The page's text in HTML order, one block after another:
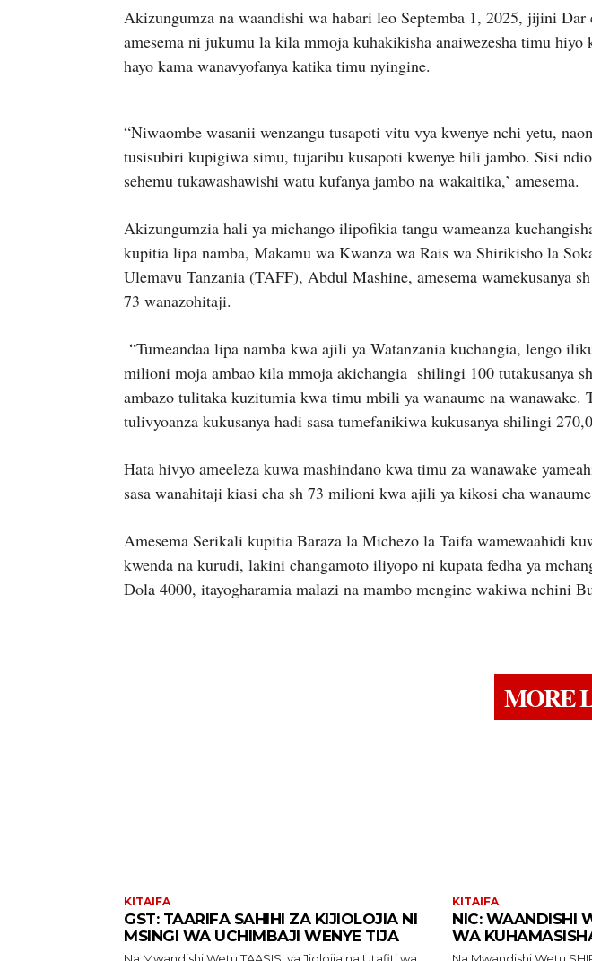
Akizungumza na waandishi wa habari leo Septemba 1, 2025, jijini Dar
amesema ni jukumu la kila mmoja kuhakikisha anaiwezesha timu hiyo
hayo kama wanavyofanya katika timu nyingine.
“Niwaombe wasanii wenzangu tusapoti vitu vya kwenye nchi yetu,
tusisubiri kupigiwa simu, tujaribu kusapoti kwenye hili jambo. Sisi
sehemu tukawashawishi watu kufanya jambo na wakaitika,’ amesema.
Akizungumzia hali ya michango ilipofikia tangu wameanza
kupitia lipa namba, Makamu wa Kwanza wa Rais wa Shirikisho la
Ulemavu Tanzania (TAFF), Abdul Mashine, amesema wamekusanya
73 wanazohitaji.
“Tumeandaa lipa namba kwa ajili ya Watanzania kuchangia, lengo
milioni moja ambao kila mmoja akichangia shilingi 100 tutakusanya
ambazo tulitaka kuzitumia kwa timu mbili ya wanaume na wanawake.
tulivyoanza kukusanya hadi sasa tumefanikiwa kukusanya shilingi
Hata hivyo ameeleza kuwa mashindano kwa timu za wanawake
sasa wanahitaji kiasi cha sh 73 milioni kwa ajili ya kikosi cha wanaume
Amesema Serikali kupitia Baraza la Michezo la Taifa wamewaahidi
kwenda na kurudi, lakini changamoto iliyopo ni kupata fedha ya
Dola 4000, itayogharamia malazi na mambo mengine wakiwa nchini
MORE
KITAIFA
GST: TAARIFA SAHIHI ZA KIJIOLOJIA NI
MSINGI WA UCHIMBAJI WENYE TIJA
Na Mwandishi Wetu TAASISI ya Jiolojia na Utafiti wa
KITAIFA
NIC: WAANDISHI
WA
Na Mwandishi Wetu SHIRIKA la Bima la Taifa (NIC